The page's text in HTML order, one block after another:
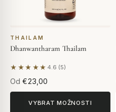
THAILAM
Dhanwantharam Thailam
★★★★★ 4.6 (5)
Na základě 5 hodnocení
Od €23,00
VYBRAT MOŽNOSTI